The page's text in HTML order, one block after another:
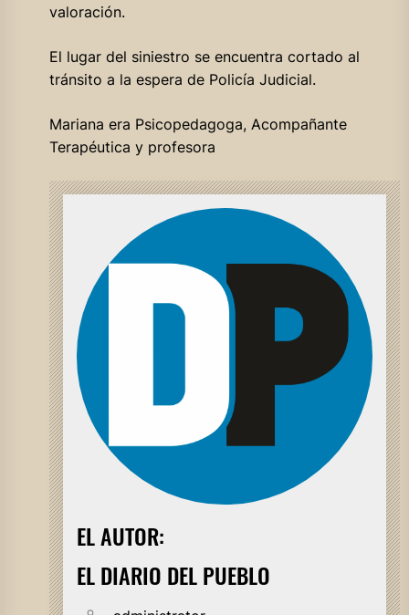
valoración.
El lugar del siniestro se encuentra cortado al
tránsito a la espera de Policía Judicial.
Mariana era Psicopedagoga, Acompañante
Terapéutica y profesora
EL AUTOR:
EL DIARIO DEL PUEBLO